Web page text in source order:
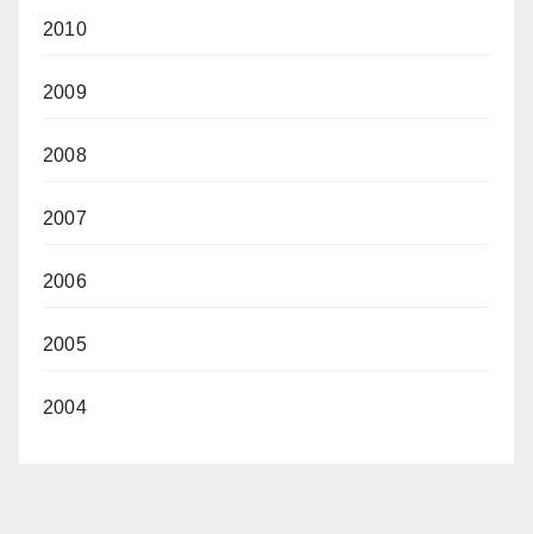
2010
2009
2008
2007
2006
2005
2004